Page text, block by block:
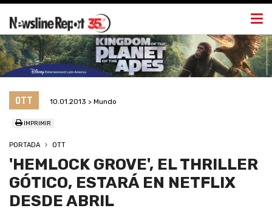
OTT 10.01.2013 > Mundo
IMPRIMIR
PORTADA OTT
'HEMLOCK GROVE', EL THRILLER
GÓTICO, ESTARÁ EN NETFLIX
DESDE ABRIL